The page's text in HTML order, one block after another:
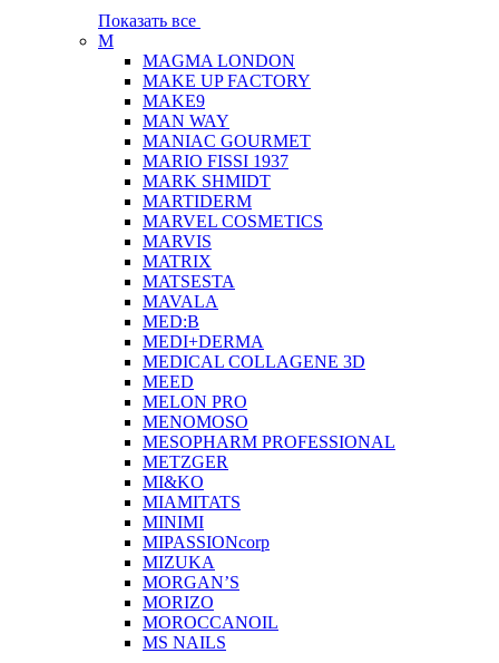
Показать все
M
MAGMA LONDON
MAKE UP FACTORY
MAKE9
MAN WAY
MANIAC GOURMET
MARIO FISSI 1937
MARK SHMIDT
MARTIDERM
MARVEL COSMETICS
MARVIS
MATRIX
MATSESTA
MAVALA
MED:B
MEDI+DERMA
MEDICAL COLLAGENE 3D
MEED
MELON PRO
MENOMOSO
MESOPHARM PROFESSIONAL
METZGER
MI&KO
MIAMITATS
MINIMI
MIPASSIONcorp
MIZUKA
MORGAN’S
MORIZO
MOROCCANOIL
MS NAILS